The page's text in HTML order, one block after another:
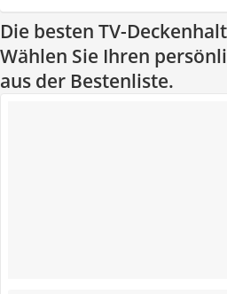
Die besten TV-
Wählen Sie Ihren
aus der Bestenliste.